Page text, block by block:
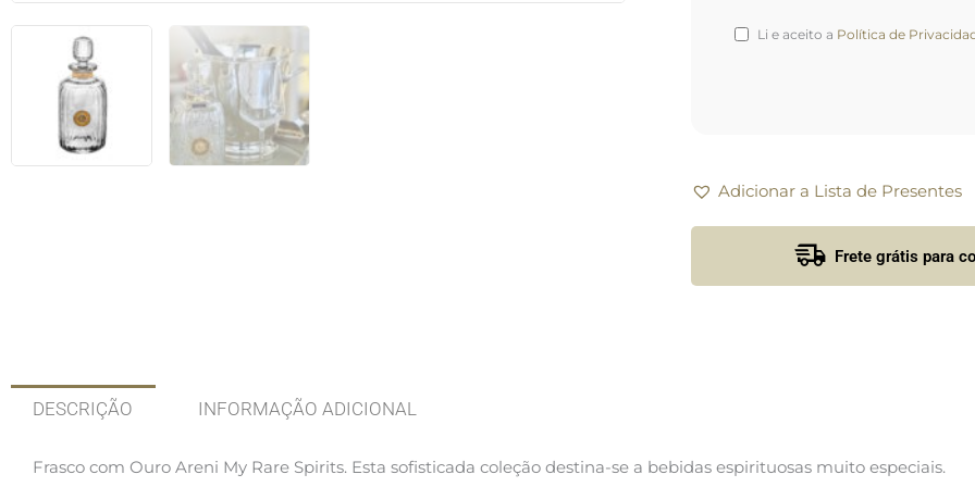
Li e aceito a Política de
Adicionar a Lista de Presentes
Frete grátis para
DESCRIÇÃO INFORMAÇÃO ADICIONAL
Frasco com Ouro Areni My Rare Spirits. Esta sofisticada coleção destina-se a bebidas espirituosas muito especiais.